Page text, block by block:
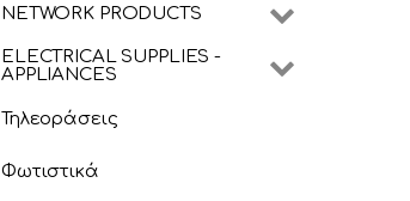
NETWORK PRODUCTS
ELECTRICAL SUPPLIES -
APPLIANCES
Τηλεοράσεις
Φωτιστικά